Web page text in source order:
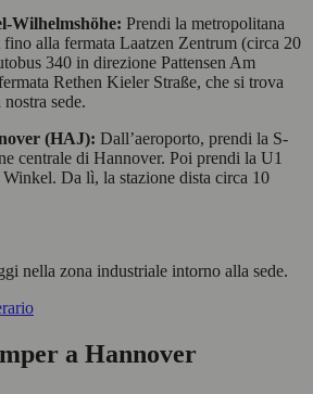
Wilhelmshöhe: Prendi la metropolitana
alla fermata Laatzen Zentrum (circa 20
340 in direzione Pattensen Am
Rethen Kieler Straße, che si trova
sede.
(HAJ): Dall’aeroporto, prendi la S-
centrale di Hannover. Poi prendi la U1
Da lì, la stazione dista circa 10
nella zona industriale intorno alla sede.
a Hannover